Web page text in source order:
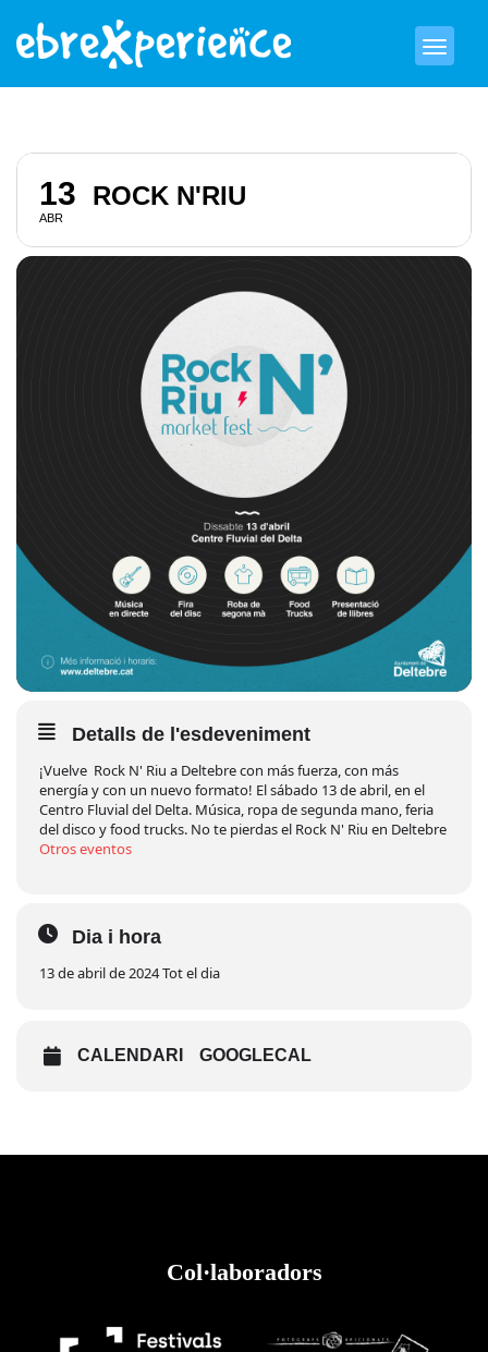
13
ABR
ROCK N'RIU
Detalls de l'esdeveniment
¡Vuelve Rock N' Riu a Deltebre con más fuerza, con más
energía y con un nuevo formato! El sábado 13 de abril, en el
Centro Fluvial del Delta. Música, ropa de segunda mano, feria
del disco y food trucks. No te pierdas el Rock N' Riu en Deltebre
Otros eventos
Dia i hora
13 de abril de 2024 Tot el dia
CALENDARI GOOGLECAL
Col·laboradors